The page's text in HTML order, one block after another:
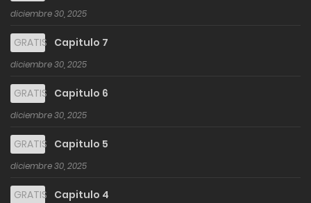
diciembre 30, 2025
GRATIS Capitulo 7
diciembre 30, 2025
GRATIS Capitulo 6
diciembre 30, 2025
GRATIS Capitulo 5
diciembre 30, 2025
GRATIS Capitulo 4